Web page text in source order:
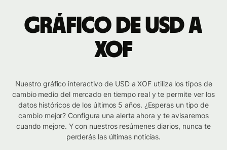
Gráfico de USD a
XOF
Nuestro gráfico interactivo de USD a XOF utiliza los tipos de
cambio medio del mercado en tiempo real y te permite ver los
datos históricos de los últimos 5 años. ¿Esperas un tipo de
cambio mejor? Configura una alerta ahora y te avisaremos
cuando mejore. Y con nuestros resúmenes diarios, nunca te
perderás las últimas noticias.